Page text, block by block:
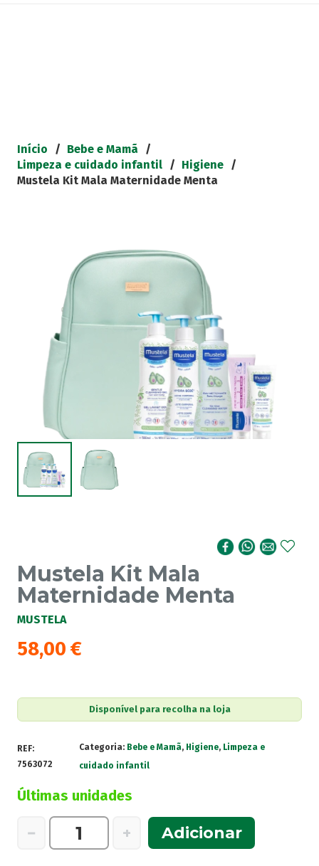
Início / Bebe e Mamã
/
Limpeza e cuidado infantil / Higiene /
Mustela Kit Mala Maternidade Menta
Mustela Kit Mala
Maternidade Menta
MUSTELA
58,00 €
Disponível para recolha na loja
REF:
7563072
Categoria: Bebe e Mamã, Higiene, Limpeza e
cuidado infantil
Últimas unidades
−
Quantidade
+ Adicionar